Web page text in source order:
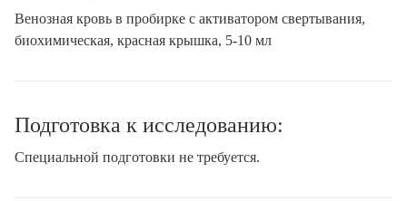
Венозная кровь в пробирке с активатором свертывания,
биохимическая, красная крышка, 5-10 мл
Подготовка к исследованию:
Специальной подготовки не требуется.